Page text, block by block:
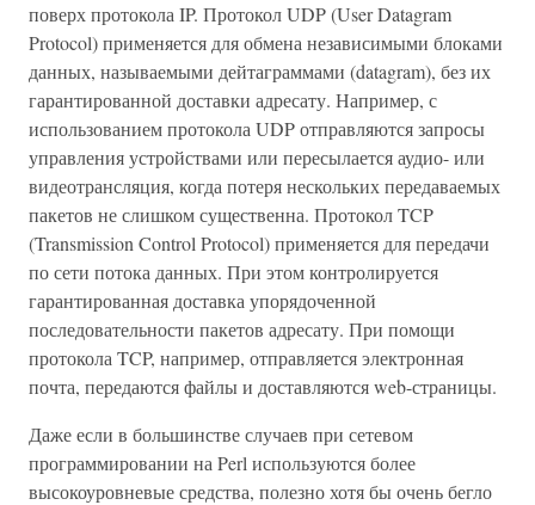
поверх протокола IP. Протокол UDP (User Datagram
Protocol) применяется для обмена независимыми блоками
данных, называемыми дейтаграммами (datagram), без их
гарантированной доставки адресату. Например, с
использованием протокола UDP отправляются запросы
управления устройствами или пересылается аудио- или
видеотрансляция, когда потеря нескольких передаваемых
пакетов не слишком существенна. Протокол TCP
(Transmission Control Protocol) применяется для передачи
по сети потока данных. При этом контролируется
гарантированная доставка упорядоченной
последовательности пакетов адресату. При помощи
протокола TCP, например, отправляется электронная
почта, передаются файлы и доставляются web-страницы.
Даже если в большинстве случаев при сетевом
программировании на Perl используются более
высокоуровневые средства, полезно хотя бы очень бегло